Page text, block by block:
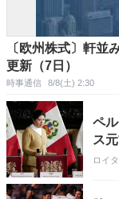
〔欧州株式〕軒並
更新（7日）
時事通信 8/8(土) 2:30
ペ
ス
ロイ